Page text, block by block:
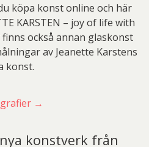
köpa konst online och här
KARSTEN – joy of life with
också annan glaskonst
av Jeanette Karstens
konst.
→
konstverk från